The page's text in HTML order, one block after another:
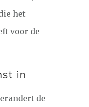
het
voor de
in
de